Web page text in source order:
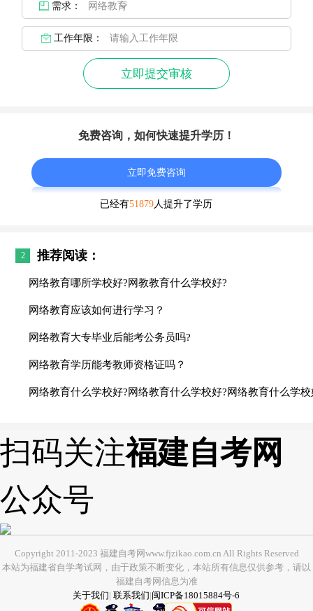
需求：
工作年限：
立即提交审核
免费咨询，如何快速提升学历！
立即免费咨询
已经有51879人提升了学历
2 推荐阅读：
网络教育哪所学校好?网教教育什么学校好?
网络教育应该如何进行学习？
网络教育大专毕业后能考公务员吗?
网络教育学历能考教师资格证吗？
网络教育什么学校好?网络教育什么学校好?网络教育什么学
扫码关注福建自考网
公众号
Copyright 2011-2023 福建自考网www.fjzikao.com.cn All Rights Reserved
本站为福建省自学考试网，由于政策不断变化，本站所有信息仅供参考，请以
福建自考网信息为准
关于我们| 联系我们|闽ICP备18015884号-6